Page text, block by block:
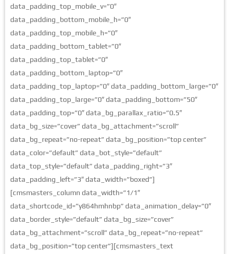
data_padding_top_mobile_v=”0″
data_padding_bottom_mobile_h=”0″
data_padding_top_mobile_h=”0″
data_padding_bottom_tablet=”0″
data_padding_top_tablet=”0″
data_padding_bottom_laptop=”0″
data_padding_top_laptop=”0″ data_padding_bottom_large=”0″
data_padding_top_large=”0″ data_padding_bottom=”50″
data_padding_top=”0″ data_bg_parallax_ratio=”0.5″
data_bg_size=”cover” data_bg_attachment=”scroll”
data_bg_repeat=”no-repeat” data_bg_position=”top center”
data_color=”default” data_bot_style=”default”
data_top_style=”default” data_padding_right=”3″
data_padding_left=”3″ data_width=”boxed”]
[cmsmasters_column data_width=”1/1″
data_shortcode_id=”y864hmhnbp” data_animation_delay=”0″
data_border_style=”default” data_bg_size=”cover”
data_bg_attachment=”scroll” data_bg_repeat=”no-repeat”
data_bg_position=”top center”][cmsmasters_text